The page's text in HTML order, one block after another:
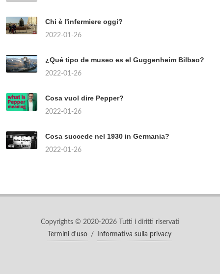
Chi è l'infermiere oggi?
2022-01-26
¿Qué tipo de museo es el Guggenheim Bilbao?
2022-01-26
Cosa vuol dire Pepper?
2022-01-26
Cosa succede nel 1930 in Germania?
2022-01-26
Copyrights © 2020-2026 Tutti i diritti riservati
Termini d'uso
/ Informativa sulla privacy